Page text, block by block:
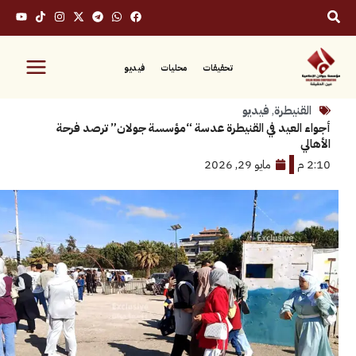
محليات فيديو
,فيديو
في القنيطرة عدسة “مؤسسة جولان” ترصد فرحة
مايو 29, 2026